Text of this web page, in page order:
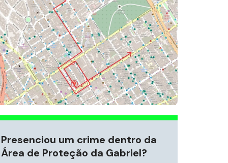
Presenciou um crime dentro da
Área de Proteção da Gabriel?